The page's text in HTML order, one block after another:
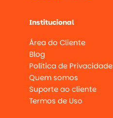
Institucional
Área do Cliente
Blog
Política de Privacidade
Quem somos
Suporte ao cliente
Termos de Uso